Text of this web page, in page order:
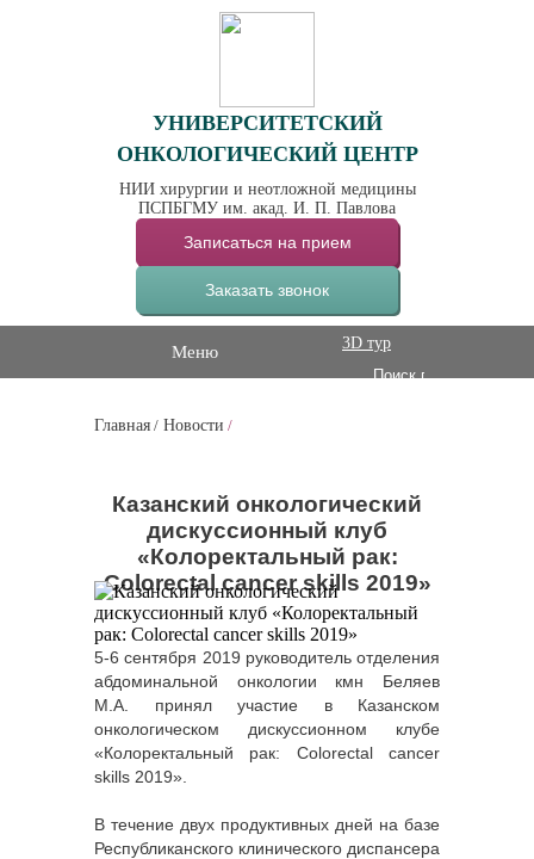
УНИВЕРСИТЕТСКИЙ
ОНКОЛОГИЧЕСКИЙ ЦЕНТР
НИИ хирургии и неотложной медицины
ПСПБГМУ им. акад. И. П. Павлова
Записаться на прием
Заказать звонок
Меню 3D тур
Главная / Новости /
Казанский онкологический
дискуссионный клуб
«Колоректальный рак:
Colorectal cancer skills 2019»
5-6 сентября 2019 руководитель отделения
абдоминальной онкологии кмн Беляев
М.А. принял участие в Казанском
онкологическом дискуссионном клубе
«Колоректальный рак: Colorectal cancer
skills 2019».
В течение двух продуктивных дней на базе
Республиканского клинического диспансера